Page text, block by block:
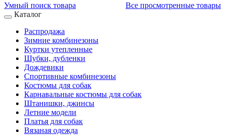
Все просмотренные товары
Умный поиск товара
Каталог
Распродажа
Зимние комбинезоны
Куртки утепленные
Шубки, дубленки
Дождевики
Спортивные комбинезоны
Костюмы для собак
Карнавальные костюмы для собак
Штанишки, джинсы
Летние модели
Платья для собак
Вязаная одежда